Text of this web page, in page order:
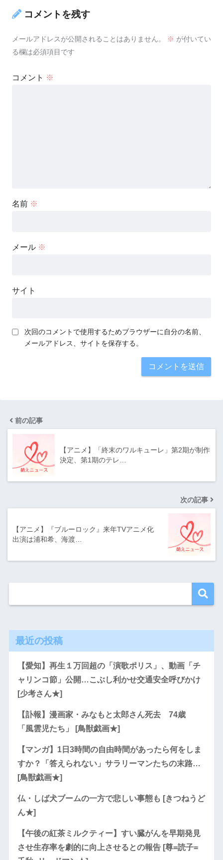
コメントを残す
メールアドレスが公開されることはありません。 ※ が付いてい
る欄は必須項目です
コメント ※
名前 ※
メール ※
サイト
次回のコメントで使用するためブラウザーに自分の名前、
メールアドレス、サイトを保存する。
前の記事
【アニメ】「終末のワルキューレ」第2期が制作
決定、第1期のテレ…
次の記事
【アニメ】『ブルーロック』来年TVアニメ化
出演は浦和希、海渡…
最近の投稿
【愛知】再生１万回超の「演歌ポリス」、動画「チ
ャリンコ節」公開…こぶし利かせ交通安全呼びかけ
[少考さん★]
【訃報】漫画家・みなもと太郎さん死去 74歳
「風雲児たち」 [鳥獣戯画★]
【マンガ】1日3時間の自由時間があったら何をしま
すか？「答えられない」サラリーマンたちの末路…
[鳥獣戯画★]
仏・しば犬ブームの一方で悲しい事態も [きつねうど
ん★]
【午後の紅茶ミルクティー】すい臓がんを早期発見
させ生存率を劇的に向上させるとの報告 [尊=読子=